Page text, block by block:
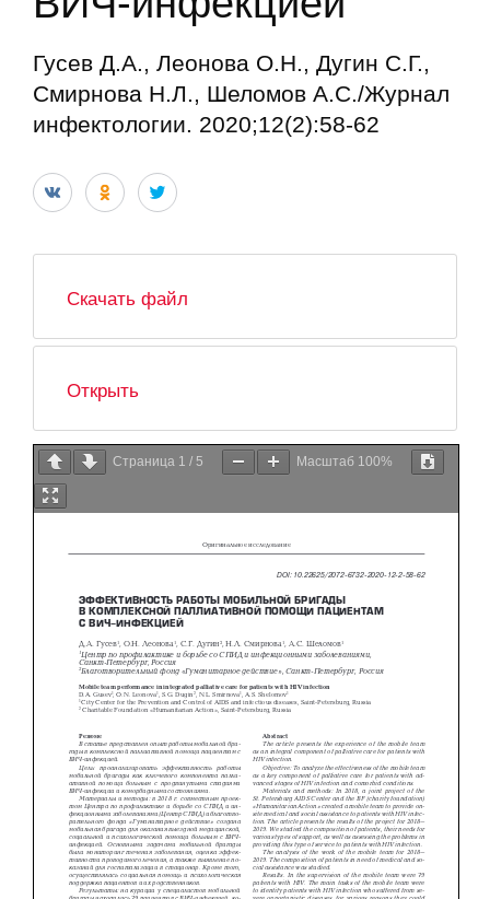
Гусев Д.А., Леонова О.Н., Дугин С.Г.,
Смирнова Н.Л., Шеломов А.С./Журнал
инфектологии. 2020;12(2):58-62
Скачать файл
Открыть
Страница 1 / 5 Масштаб 100%